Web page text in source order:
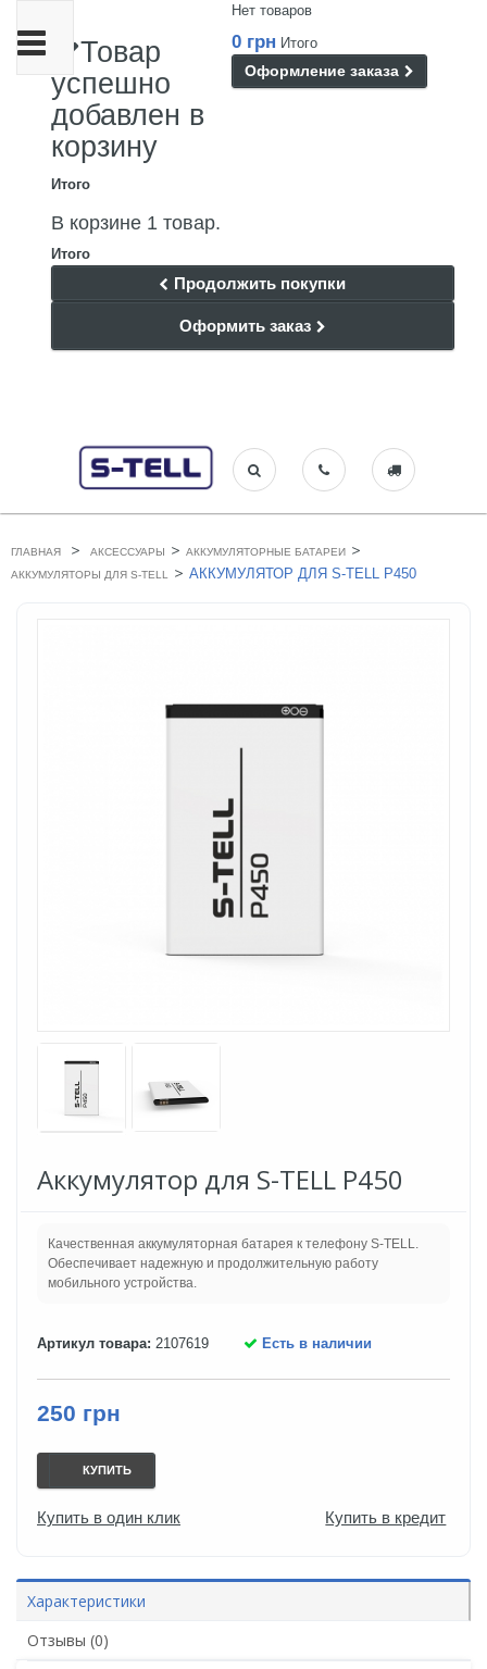
Нет товаров
0 грн Итого
Оформление заказа
Товар
успешно
добавлен в
корзину
Итого
В корзине 1 товар.
Итого
Продолжить покупки
Оформить заказ
Переключить
навигации
ГЛАВНАЯ > АКСЕССУАРЫ > АККУМУЛЯТОРНЫЕ БАТАРЕИ >
АККУМУЛЯТОРЫ ДЛЯ S-TELL > АККУМУЛЯТОР ДЛЯ S-TELL P450
Аккумулятор для S-TELL P450
Качественная аккумуляторная батарея к телефону S-TELL.
Обеспечивает надежную и продолжительную работу
мобильного устройства.
Артикул товара: 2107619 Есть в наличии
250 грн
КУПИТЬ
Купить в один клик Купить в кредит
Характеристики
Отзывы (0)